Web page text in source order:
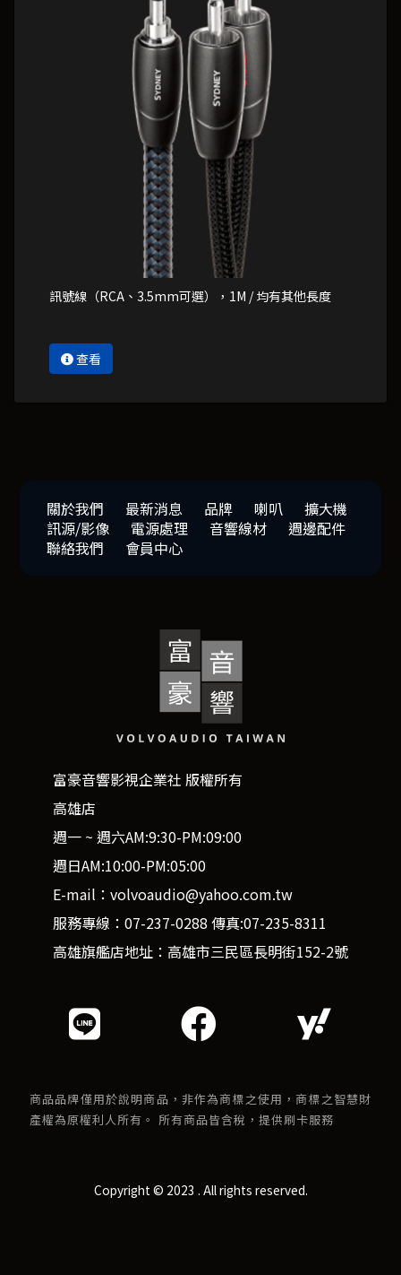
訊號線（RCA、3.5mm可選），1M / 均有其他長度
查看
關於我們 最新消息 品牌 喇叭
擴大機
訊源/影像
電源處理 音響線材
週邊配件
聯絡我們
會員中心
富豪音響影視企業社 版權所有
高雄店
週一 ~ 週六AM:9:30-PM:09:00
週日AM:10:00-PM:05:00
E-mail：volvoaudio@yahoo.com.tw
服務專線：07-237-0288 傳真:07-235-8311
高雄旗艦店地址：高雄市三民區長明街152-2號
商品品牌僅用於說明商品，非作為商標之使用，商標之智慧財
產權為原權利人所有。 所有商品皆含稅，提供刷卡服務
Copyright © 2023 . All rights reserved.